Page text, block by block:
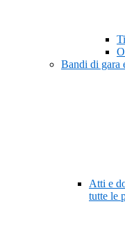
Bandi di gara
Atti e
tutte le